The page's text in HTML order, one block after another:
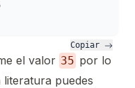
Copiar
el valor 35 por lo
literatura puedes